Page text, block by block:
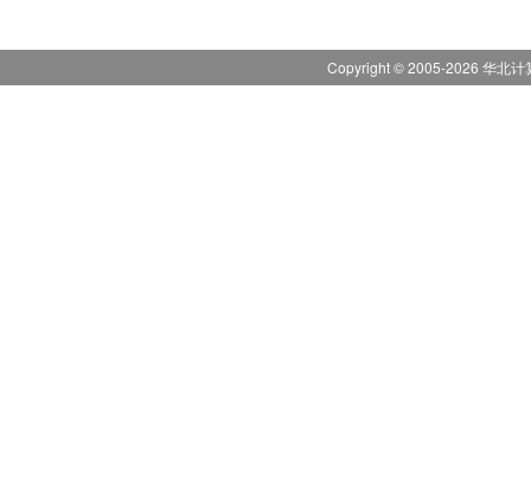
Copyright © 2005-2026 华北计